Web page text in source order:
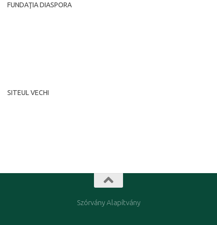
FUNDAŢIA DIASPORA
SITEUL VECHI
Szórvány Alapítvány